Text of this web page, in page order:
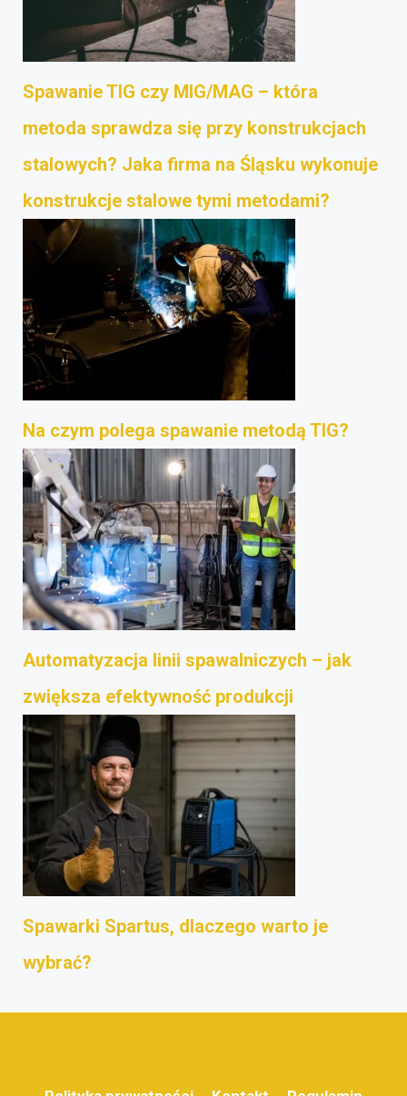
Spawanie TIG czy MIG/MAG – która
metoda sprawdza się przy konstrukcjach
stalowych? Jaka firma na Śląsku wykonuje
konstrukcje stalowe tymi metodami?
Na czym polega spawanie metodą TIG?
Automatyzacja linii spawalniczych – jak
zwiększa efektywność produkcji
Spawarki Spartus, dlaczego warto je
wybrać?